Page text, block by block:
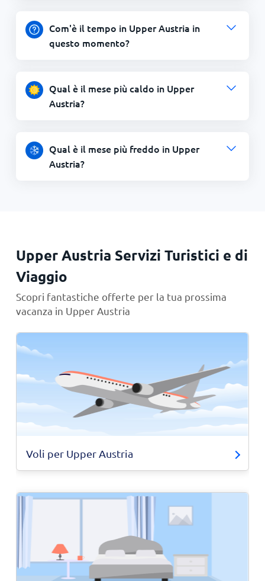
Com'è il tempo in Upper Austria in
questo momento?
Qual è il mese più caldo in Upper
Austria?
Qual è il mese più freddo in Upper
Austria?
Upper Austria Servizi Turistici e di
Viaggio
Scopri fantastiche offerte per la tua prossima
vacanza in Upper Austria
Voli per Upper Austria